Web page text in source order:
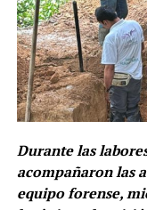
Durante las
acompañaron las
equipo forense,